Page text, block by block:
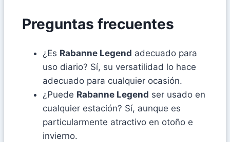
Preguntas frecuentes
¿Es Rabanne Legend adecuado para
uso diario? Sí, su versatilidad lo hace
adecuado para cualquier ocasión.
¿Puede Rabanne Legend ser usado en
cualquier estación? Sí, aunque es
particularmente atractivo en otoño e
invierno.